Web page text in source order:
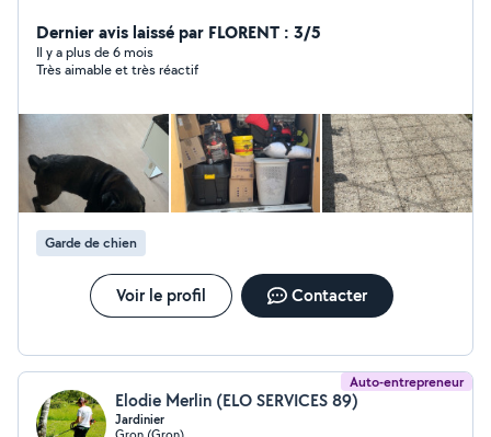
type, aide de transport (pour vos courses ou tout
autres raisons), ménage/aide au ménage.. Je suis réactif
, à l'écoute de vos besoins, respectueux, bienveillant et
pour tout autres demandes ou questions je me tiens à
Dernier avis laissé par FLORENT : 3/5
Il y a plus de 6 mois
Très aimable et très réactif
Garde de chien
Voir le profil Contacter
Auto-entrepreneur
Elodie Merlin (ELO SERVICES 89)
Jardinier